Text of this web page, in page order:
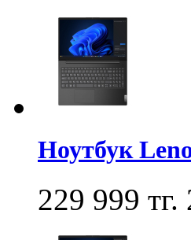
Ноутбук
229 999 тг.